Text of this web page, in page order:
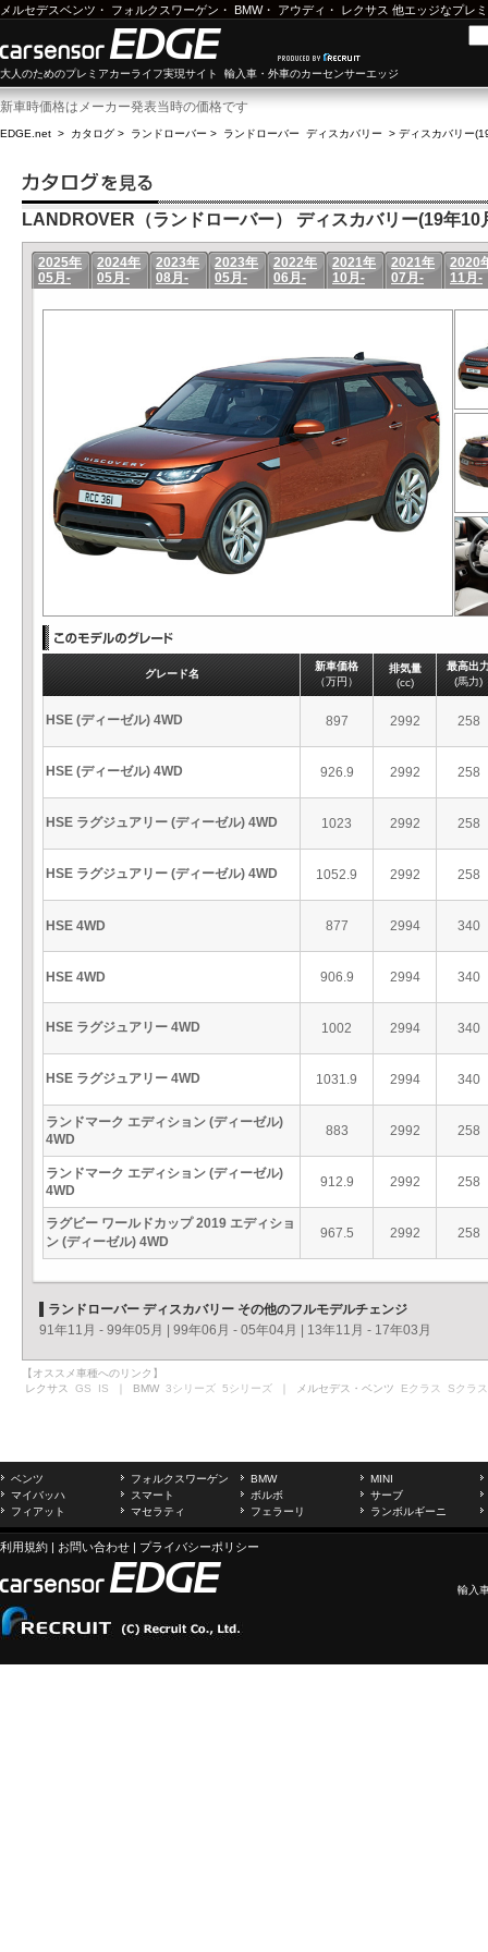
メルセデスベンツ ・ フォルクスワーゲン ・ BMW・ アウディ ・ レクサス 他エッジなプレ
大人のためのプレミアカーライフ実現サイト 輸入車・外車のカーセンサーエッジ
新車時価格はメーカー発表当時の価格です
EDGE.net > カタログ > ランドローバー > ランドローバー ディスカバリー > ディスカバリー
LANDROVER（ランドローバー） ディスカバリー(19年10
2025年
05月-
2024年
05月-
2023年
08月-
2023年
05月-
2022年
06月-
2021年
10月-
2021年
07月-
2020
11月-
グレード名
新車価格
（万円）
排気量
(cc)
最高出
(馬力)
HSE (ディーゼル) 4WD 897 2992 258
HSE (ディーゼル) 4WD 926.9 2992 258
HSE ラグジュアリー (ディーゼル) 4WD 1023 2992 258
HSE ラグジュアリー (ディーゼル) 4WD 1052.9 2992 258
HSE 4WD 877 2994 340
HSE 4WD 906.9 2994 340
HSE ラグジュアリー 4WD 1002 2994 340
HSE ラグジュアリー 4WD 1031.9 2994 340
ランドマーク エディション (ディーゼル)
4WD
883 2992 258
ランドマーク エディション (ディーゼル)
4WD
912.9 2992 258
ラグビー ワールドカップ 2019 エディショ
ン (ディーゼル) 4WD
967.5 2992 258
ランドローバー ディスカバリー その他のフルモデルチェンジ
91年11月 - 99年05月
99年06月 - 05年04月 13年11月 - 17年03月
【オススメ車種へのリンク】
レクサス GS IS ｜ BMW 3シリーズ 5シリーズ ｜ メルセデス・ベンツ Eクラス Sクラス
ベンツ フォルクスワーゲン BMW
MINI
マイバッハ
スマート ボルボ
サーブ
フィアット
マセラティ フェラーリ ランボルギーニ
利用規約 | お問い合わせ | プライバシーポリシー
輸入